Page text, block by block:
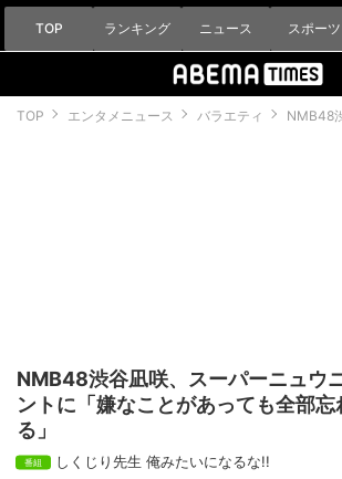
TOP ランキング ニュース スポーツ
TOP エンタメニュース バラエティ NMB48
NMB48渋谷凪咲、スーパーニュウ
ントに「嫌なことがあっても全部
る」
しくじり先生 俺みたいになるな!!